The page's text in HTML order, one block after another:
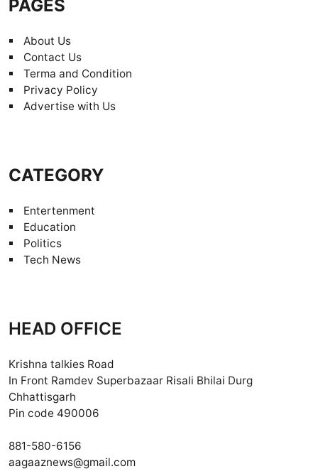
PAGES
About Us
Contact Us
Terma and Condition
Privacy Policy
Advertise with Us
CATEGORY
Entertenment
Education
Politics
Tech News
HEAD OFFICE
Krishna talkies Road
In Front Ramdev Superbazaar Risali Bhilai Durg
Chhattisgarh
Pin code 490006
881-580-6156
aagaaznews@gmail.com